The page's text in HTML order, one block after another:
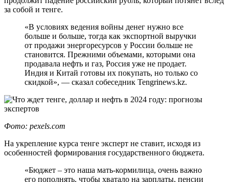
за собой и тенге.
«В условиях ведения войны денег нужно все
больше и больше, тогда как экспортной выручки
от продажи энергоресурсов у России больше не
становится. Прежними объемами, которыми она
продавала нефть и газ, Россия уже не продает.
Индия и Китай готовы их покупать, но только со
скидкой», — сказал собеседник Tengrinews.kz.
Фото: pexels.com
На укрепление курса тенге эксперт не ставит, исходя из
особенностей формирования государственного бюджета.
«Бюджет – это наша мать-кормилица, очень важно
его пополнять, чтобы хватало на зарплаты, пенсии